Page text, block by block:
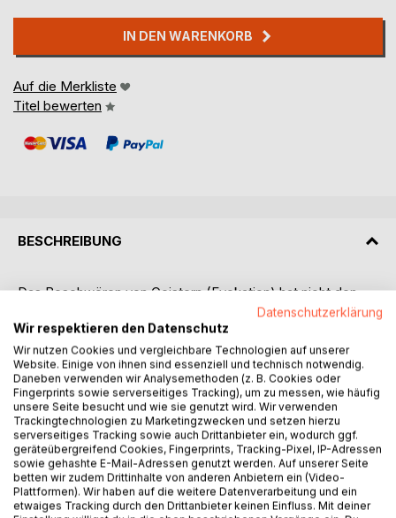
IN DEN WARENKORB
Auf die Merkliste
Titel bewerten
BESCHREIBUNG
Das Beschwören von Geistern (Evokation) hat nicht den
besten Ruf... sofern sie nicht "Marien-Erscheinungen",
"Totenkult", "Götter-Anrufungen", "Spiritismus" oder
"Familienaufstellungen" genannt werden.
Was ist eigentlich so gruselig an dem Kontakt mit Geistern?
In Traumreisen begegnet man auch allen Arten von
Geistern - und Poltergeister kommen stets ganz ungefragt.
Das Problem ist vor allem die Angst vor dem Tod, vor den
Totengeistern.
Das ist nicht immer so gewesen - der enge Kontakt zu den
Toten ist erst von den christlichen Missionaren verteufelt
worden: Sie haben an die Stelle des verstorbenen
leiblichen Vaters eines jeden Menschen den einen Gott
Datenschutzerklärung
Wir respektieren den Datenschutz
Wir nutzen Cookies und vergleichbare Technologien auf unserer
Website. Einige von ihnen sind essenziell und technisch notwendig.
Daneben verwenden wir Analysemethoden (z. B. Cookies oder
Fingerprints sowie serverseitiges Tracking), um zu messen, wie häufig
unsere Seite besucht und wie sie genutzt wird. Wir verwenden
Trackingtechnologien zu Marketingzwecken und setzen hierzu
serverseitiges Tracking sowie auch Drittanbieter ein, wodurch ggf.
geräteübergreifend Cookies, Fingerprints, Tracking-Pixel, IP-Adressen
sowie gehashte E-Mail-Adressen genutzt werden. Auf unserer Seite
betten wir zudem Drittinhalte von anderen Anbietern ein (Video-
Plattformen). Wir haben auf die weitere Datenverarbeitung und ein
etwaiges Tracking durch den Drittanbieter keinen Einfluss. Mit deiner